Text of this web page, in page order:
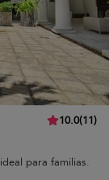
10.0(11)
para familias.